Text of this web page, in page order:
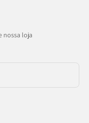
nossa loja